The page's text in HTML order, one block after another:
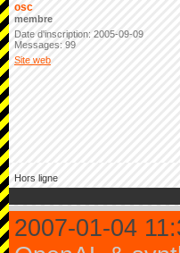
osc
membre
Date d'inscription: 2005-09-09
Messages: 99
Site web
Hors ligne
2007-01-04